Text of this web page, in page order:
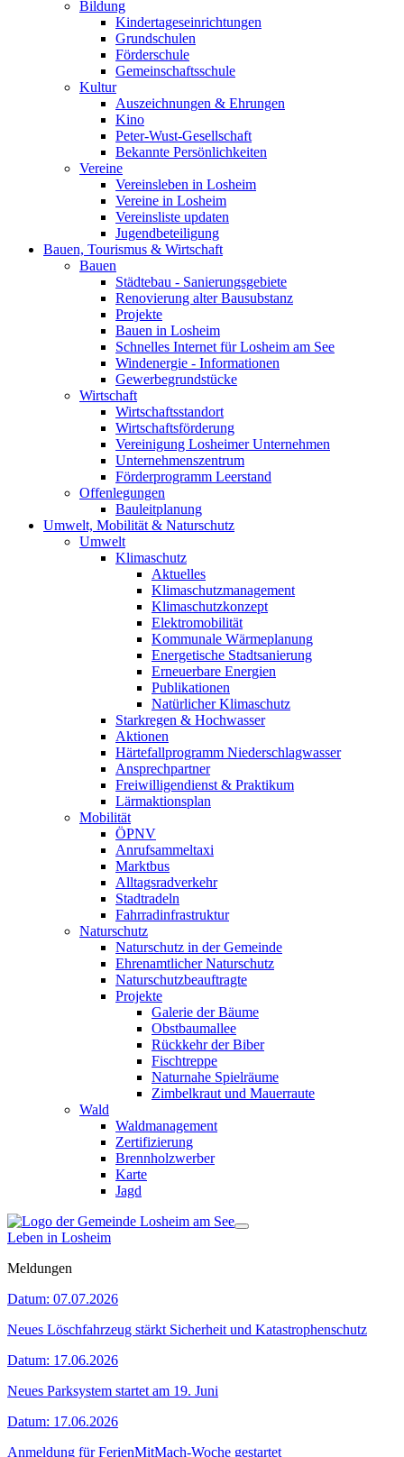
Bildung
Kindertageseinrichtungen
Grundschulen
Förderschule
Gemeinschaftsschule
Kultur
Auszeichnungen & Ehrungen
Kino
Peter-Wust-Gesellschaft
Bekannte Persönlichkeiten
Vereine
Vereinsleben in Losheim
Vereine in Losheim
Vereinsliste updaten
Jugendbeteiligung
Bauen, Tourismus & Wirtschaft
Bauen
Städtebau - Sanierungsgebiete
Renovierung alter Bausubstanz
Projekte
Bauen in Losheim
Schnelles Internet für Losheim am See
Windenergie - Informationen
Gewerbegrundstücke
Wirtschaft
Wirtschaftsstandort
Wirtschaftsförderung
Vereinigung Losheimer Unternehmen
Unternehmenszentrum
Förderprogramm Leerstand
Offenlegungen
Bauleitplanung
Umwelt, Mobilität & Naturschutz
Umwelt
Klimaschutz
Aktuelles
Klimaschutzmanagement
Klimaschutzkonzept
Elektromobilität
Kommunale Wärmeplanung
Energetische Stadtsanierung
Erneuerbare Energien
Publikationen
Natürlicher Klimaschutz
Starkregen & Hochwasser
Aktionen
Härtefallprogramm Niederschlagwasser
Ansprechpartner
Freiwilligendienst & Praktikum
Lärmaktionsplan
Mobilität
ÖPNV
Anrufsammeltaxi
Marktbus
Alltagsradverkehr
Stadtradeln
Fahrradinfrastruktur
Naturschutz
Naturschutz in der Gemeinde
Ehrenamtlicher Naturschutz
Naturschutzbeauftragte
Projekte
Galerie der Bäume
Obstbaumallee
Rückkehr der Biber
Fischtreppe
Naturnahe Spielräume
Zimbelkraut und Mauerraute
Wald
Waldmanagement
Zertifizierung
Brennholzwerber
Karte
Jagd
Leben in Losheim
Meldungen
Datum: 07.07.2026
Neues Löschfahrzeug stärkt Sicherheit und Katastrophenschutz
Datum: 17.06.2026
Neues Parksystem startet am 19. Juni
Datum: 17.06.2026
Anmeldung für FerienMitMach-Woche gestartet